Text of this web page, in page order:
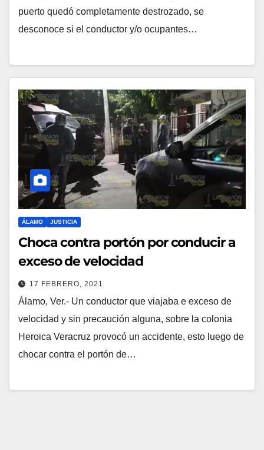
puerto quedó completamente destrozado, se
desconoce si el conductor y/o ocupantes…
ÁLAMO JUSTICIA
Choca contra portón por conducir a
exceso de velocidad
17 FEBRERO, 2021
Álamo, Ver.- Un conductor que viajaba e exceso de
velocidad y sin precaución alguna, sobre la colonia
Heroica Veracruz provocó un accidente, esto luego de
chocar contra el portón de…